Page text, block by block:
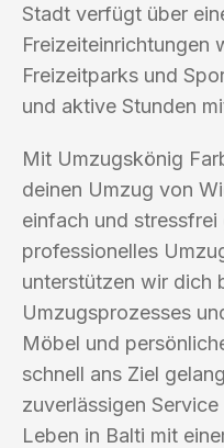
Stadt verfügt über
Freizeiteinrichtungen
Freizeitparks und
und aktive Stunden
Mit Umzugskönig
deinen Umzug von
einfach und
professionelles
unterstützen wir dich
Umzugsprozesses
Möbel und
schnell ans Ziel
zuverlässigen
Leben in Balti mit